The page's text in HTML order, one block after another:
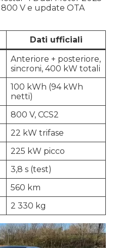
V e update OTA
Dati ufficiali
Anteriore + posteriore,
sincroni, 400 kW totali
100 kWh (94 kWh
netti)
800 V, CCS2
22 kW trifase
225 kW picco
3,8 s (test)
560 km
2 330 kg